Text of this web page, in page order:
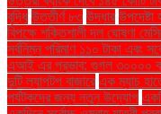
বৃদ্ধি উত্তীর্ণ ৮৩ উদ্ধার
বিপক্ষে শক্তিশালী দল ঘোষণা
সর্বনিম্ন পরিমাণ ১১০ টাকা এবং
এআই এর প্রভাব: গুগল ৩০০০০
দুটি ল্যাপটপ বাজারে এক ম্যাচ
পর্যটকদের জন্য নতুন উদ্যোগ